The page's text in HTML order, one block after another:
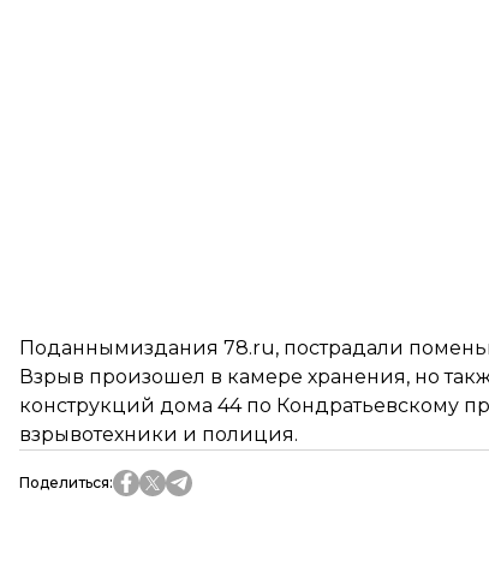
Поданнымиздания 78.ru, пострадали
Взрыв произошел в камере хранения, но
конструкций дома 44 по Кондратьевскому
взрывотехники и полиция.
Поделиться: